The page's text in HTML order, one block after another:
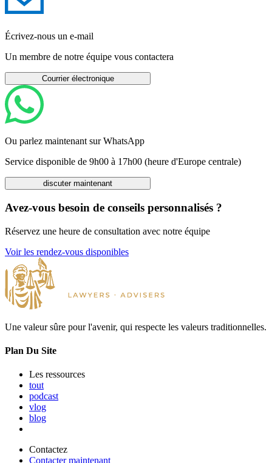
Écrivez-nous un e-mail
Un membre de notre équipe vous contactera
Courrier électronique
Ou parlez maintenant sur WhatsApp
Service disponible de 9h00 à 17h00 (heure d'Europe centrale)
discuter maintenant
Avez-vous besoin de conseils personnalisés ?
Réservez une heure de consultation avec notre équipe
Voir les rendez-vous disponibles
Une valeur sûre pour l'avenir, qui respecte les valeurs traditionnelles.
Plan Du Site
Les ressources
tout
podcast
vlog
blog
Contactez
Contacter maintenant